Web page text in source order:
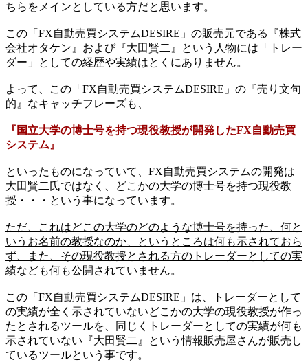
ちらをメインとしている方だと思います。
この「FX自動売買システムDESIRE」の販売元である『株式
会社オタケン』および『大田賢二』という人物には「トレー
ダー」としての経歴や実績はとくにありません。
よって、この「FX自動売買システムDESIRE」の『売り文句
的』なキャッチフレーズも、
『国立大学の博士号を持つ現役教授が開発したFX自動売買
システム』
といったものになっていて、FX自動売買システムの開発は
大田賢二氏ではなく、どこかの大学の博士号を持つ現役教
授・・・という事になっています。
ただ、これはどこの大学のどのような博士号を持った、何と
いうお名前の教授なのか、というところは何も示されておら
ず、また、その現役教授とされる方のトレーダーとしての実
績なども何も公開されていません。
この「FX自動売買システムDESIRE」は、トレーダーとして
の実績が全く示されていないどこかの大学の現役教授が作っ
たとされるツールを、同じくトレーダーとしての実績が何も
示されていない『大田賢二』という情報販売屋さんが販売し
ているツールという事です。